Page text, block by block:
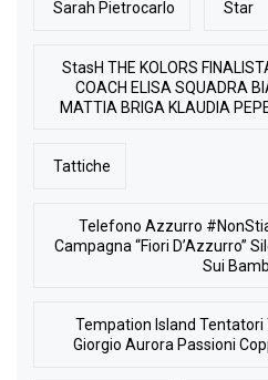
Sarah Pietrocarlo Star
StasH THE KOLORS
COACH ELISA SQUADRA
MATTIA BRIGA KLAUDIA
Tattiche
Telefono Azzurro
Campagna “Fiori D’Azzurro”
Sui
Tempation Island
Giorgio Aurora Passioni